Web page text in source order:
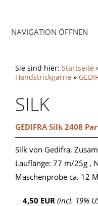
NAVIGATION ÖFFNEN
Sie sind hier: Startseite
Handstrickgarne »
SILK
GEDIFRA Silk 2408
Silk von Gedifra,
Lauflänge: 77 m/25g ,
Maschenprobe ca. 12
4,50 EUR (incl. 19%